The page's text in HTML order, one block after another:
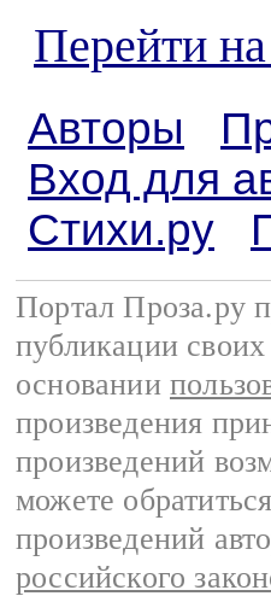
Перейти
Авторы
Вход для
Стихи.ру
Портал Проза.ру
публикации
основании
произведения
произведений
можете
произведений
российского